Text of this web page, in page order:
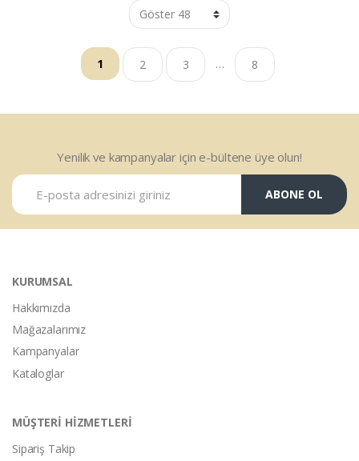
1 2 3 … 8
Yenilik ve kampanyalar için e-bültene üye olun!
ABONE OL
KURUMSAL
Hakkımızda
Mağazalarımız
Kampanyalar
Kataloglar
MÜŞTERİ HİZMETLERİ
Sipariş Takip